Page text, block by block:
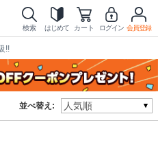
検索 はじめて カート ログイン 会員登録
!!
並べ替え: